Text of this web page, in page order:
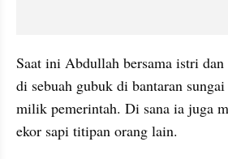
Saat ini Abdullah bersama istri
di sebuah gubuk di bantaran
milik pemerintah. Di sana ia juga
ekor sapi titipan orang lain.